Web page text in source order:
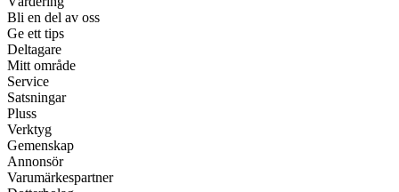
Bli en del av oss
Ge ett tips
Deltagare
Mitt område
Service
Satsningar
Pluss
Verktyg
Gemenskap
Annonsör
Varumärkespartner